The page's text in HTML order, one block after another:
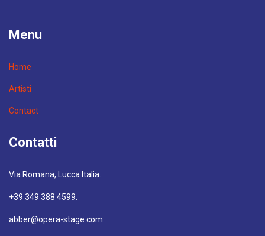
Menu
Home
Artisti
Contact
Contatti
Via Romana, Lucca Italia.
+39 349 388 4599.
abber@opera-stage.com